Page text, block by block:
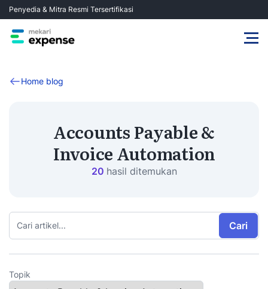
Penyedia & Mitra Resmi Tersertifikasi
Home blog
Accounts Payable &
Invoice Automation
20 hasil ditemukan
Cari
Topik